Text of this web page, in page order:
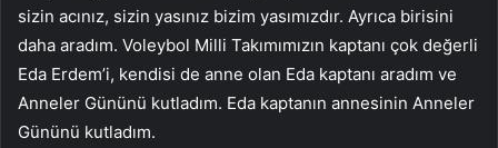
sizin acınız, sizin yasınız bizim yasımızdır. Ayrıca birisini
daha aradım. Voleybol Milli Takımımızın kaptanı çok değerli
Eda Erdem’i, kendisi de anne olan Eda kaptanı aradım ve
Anneler Gününü kutladım. Eda kaptanın annesinin Anneler
Gününü kutladım.